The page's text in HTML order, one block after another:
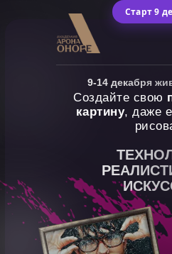
9-14 декабря
Создайте свою
картину, даже
Старт 9